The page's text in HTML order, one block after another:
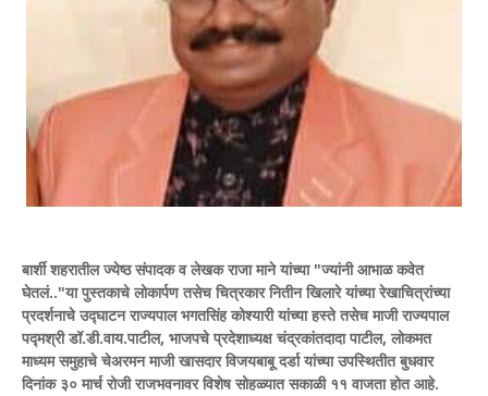
बार्शी शहरातील ज्येष्ठ संपादक व लेखक राजा माने यांच्या "ज्यांनी आभाळ कवेत
घेतलं.."या पुस्तकाचे लोकार्पण तसेच चित्रकार नितीन खिलारे यांच्या रेखाचित्रांच्या
प्रदर्शनाचे उद्घाटन राज्यपाल भगतसिंह कोश्यारी यांच्या हस्ते तसेच माजी राज्यपाल
पद्मश्री डॉ.डी.वाय.पाटील, भाजपचे प्रदेशाध्यक्ष चंद्रकांतदादा पाटील, लोकमत
माध्यम समुहाचे चेअरमन माजी खासदार विजयबाबू दर्डा यांच्या उपस्थितीत बुधवार
दिनांक ३० मार्च रोजी राजभवनावर विशेष सोहळ्यात सकाळी ११ वाजता होत आहे.